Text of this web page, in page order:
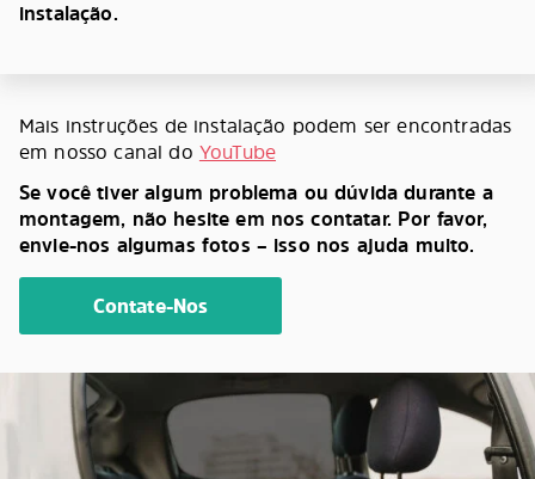
instalação.
Mais instruções de instalação podem ser encontradas
em nosso canal do YouTube
Se você tiver algum problema ou dúvida durante a
montagem, não hesite em nos contatar. Por favor,
envie-nos algumas fotos – isso nos ajuda muito.
Contate-Nos